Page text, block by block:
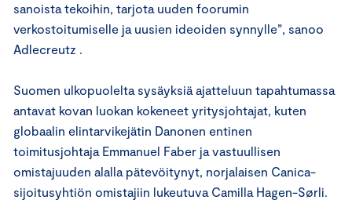
sanoista tekoihin, tarjota uuden foorumin
verkostoitumiselle ja uusien ideoiden synnylle”, sanoo
Adlecreutz .
Suomen ulkopuolelta sysäyksiä ajatteluun tapahtumassa
antavat kovan luokan kokeneet yritysjohtajat, kuten
globaalin elintarvikejätin Danonen entinen
toimitusjohtaja Emmanuel Faber ja vastuullisen
omistajuuden alalla pätevöitynyt, norjalaisen Canica-
sijoitusyhtiön omistajiin lukeutuva Camilla Hagen-Sørli.